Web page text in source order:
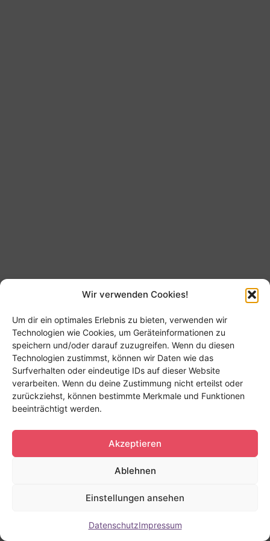
Wir verwenden Cookies!
Um dir ein optimales Erlebnis zu bieten, verwenden wir
Technologien wie Cookies, um Geräteinformationen zu
speichern und/oder darauf zuzugreifen. Wenn du diesen
Technologien zustimmst, können wir Daten wie das
Surfverhalten oder eindeutige IDs auf dieser Website
verarbeiten. Wenn du deine Zustimmung nicht erteilst oder
zurückziehst, können bestimmte Merkmale und Funktionen
beeinträchtigt werden.
Akzeptieren
Ablehnen
Einstellungen ansehen
DatenschutzImpressum